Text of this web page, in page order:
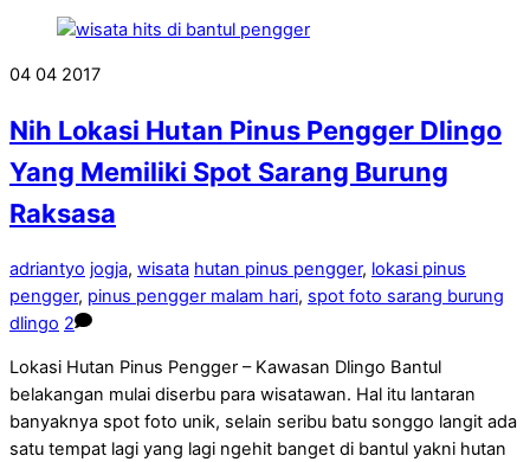
04 04 2017
Nih Lokasi Hutan Pinus Pengger Dlingo
Yang Memiliki Spot Sarang Burung
Raksasa
adriantyo jogja, wisata hutan pinus pengger, lokasi pinus
pengger, pinus pengger malam hari, spot foto sarang burung
dlingo 2
Lokasi Hutan Pinus Pengger – Kawasan Dlingo Bantul
belakangan mulai diserbu para wisatawan. Hal itu lantaran
banyaknya spot foto unik, selain seribu batu songgo langit ada
satu tempat lagi yang lagi ngehit banget di bantul yakni hutan